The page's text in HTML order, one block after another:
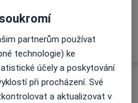
o adrese
partnerům používat
technologie) ke
účely a poskytování
při procházení. Své
a aktualizovat v